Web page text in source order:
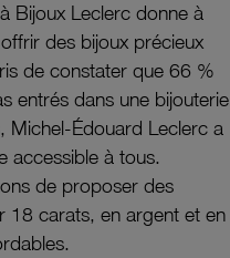
Bijoux Leclerc donne à
des bijoux précieux
de constater que 66 %
entrés dans une bijouterie
Michel-Édouard Leclerc a
accessible à tous.
de proposer des
18 carats, en argent et en